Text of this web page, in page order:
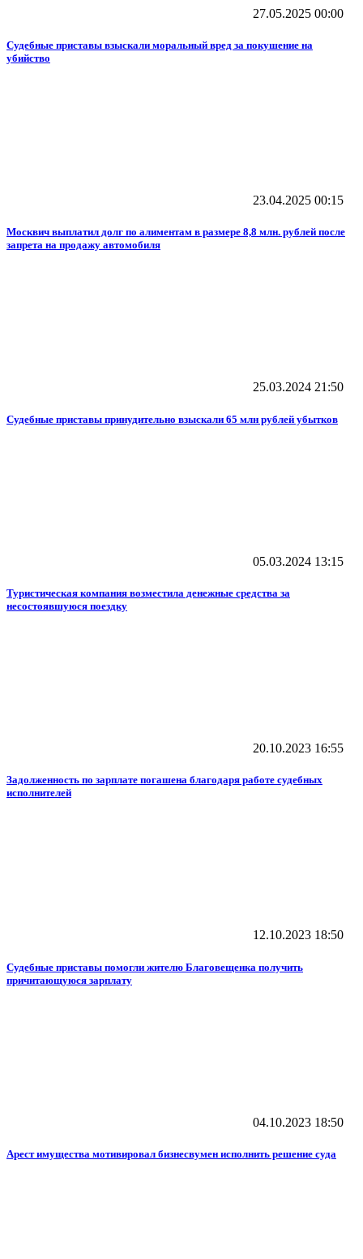
27.05.2025 00:00
Судебные приставы взыскали моральный вред за покушение на
убийство
23.04.2025 00:15
Москвич выплатил долг по алиментам в размере 8,8 млн. рублей после
запрета на продажу автомобиля
25.03.2024 21:50
Судебные приставы принудительно взыскали 65 млн рублей убытков
05.03.2024 13:15
Туристическая компания возместила денежные средства за
несостоявшуюся поездку
20.10.2023 16:55
Задолженность по зарплате погашена благодаря работе судебных
исполнителей
12.10.2023 18:50
Судебные приставы помогли жителю Благовещенка получить
причитающуюся зарплату
04.10.2023 18:50
Арест имущества мотивировал бизнесвумен исполнить решение суда